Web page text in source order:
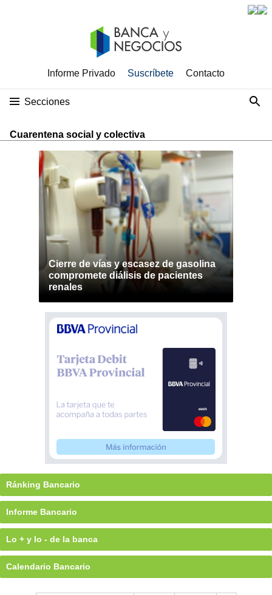
Informe Privado Suscríbete Contacto
Secciones
Cuarentena social y colectiva
Cierre de vías y escasez de gasolina
compromete diálisis de pacientes
renales
Ránking Bancario
Informe Bancario
Lo + y lo - de la banca
Calendario Bancario